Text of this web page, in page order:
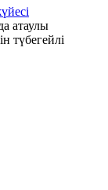
атаулы
түбегейлі